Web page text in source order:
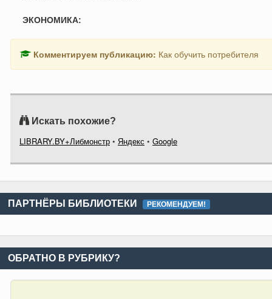
ЭКОНОМИКА:
Комментируем публикацию: Как обучить потребителя
Искать похожие?
LIBRARY.BY+Либмонстр • Яндекс • Google
ПАРТНЁРЫ БИБЛИОТЕКИ РЕКОМЕНДУЕМ!
ОБРАТНО В РУБРИКУ?